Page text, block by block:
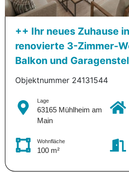
++ Ihr neues Zuhause
renovierte 3-Zimmer-
Balkon und
Objektnummer 24131544
Lage
63165 Mühlheim am
Main
Wohnfläche
100 m²